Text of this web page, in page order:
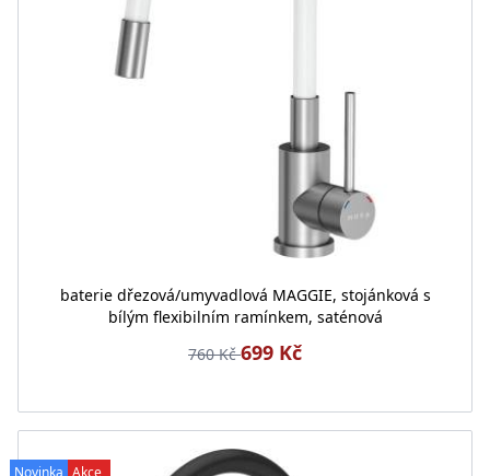
baterie dřezová/umyvadlová MAGGIE, stojánková s
bílým flexibilním ramínkem, saténová
760 Kč699 Kč
Novinka Akce